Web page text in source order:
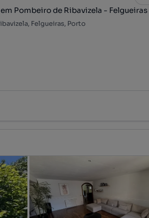
Pombeiro de Ribavizela - Felgueiras
Felgueiras, Porto